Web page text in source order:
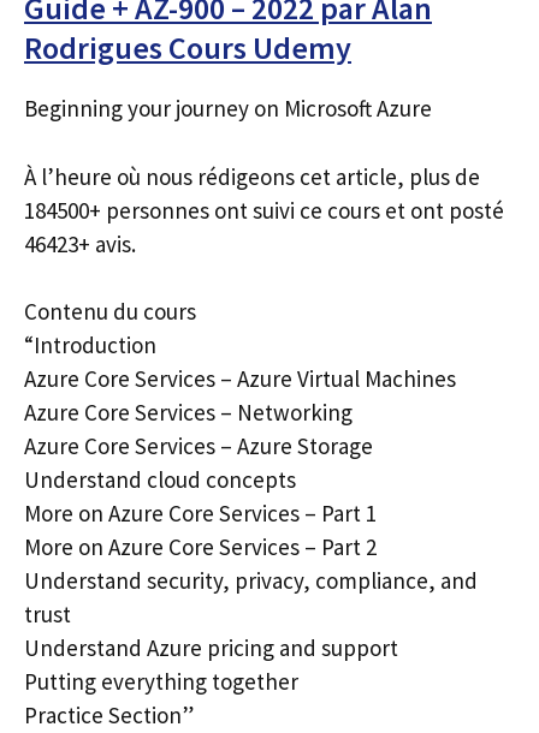
Rodrigues Cours Udemy
Beginning your journey on Microsoft Azure
À l’heure où nous rédigeons cet article, plus de
184500+ personnes ont suivi ce cours et ont posté
46423+ avis.
Contenu du cours
“Introduction
Azure Core Services – Azure Virtual Machines
Azure Core Services – Networking
Azure Core Services – Azure Storage
Understand cloud concepts
More on Azure Core Services – Part 1
More on Azure Core Services – Part 2
Understand security, privacy, compliance, and
trust
Understand Azure pricing and support
Putting everything together
Practice Section”